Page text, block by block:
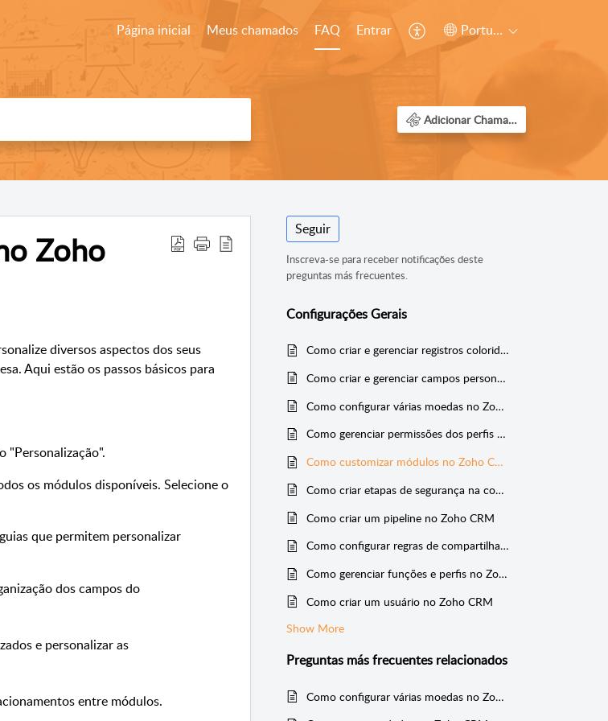
Página inicial Meus chamados FAQ Entrar Português (Brazil)
Adicionar Chamado
Zoho
diversos aspectos dos seus
Aqui estão os passos básicos para
"Personalização".
os módulos disponíveis. Selecione o
que permitem personalizar
dos campos do
e personalizar as
entre módulos.
Seguir
Inscreva-se para receber notificações deste
preguntas más frecuentes.
Configurações Gerais
Como criar e gerenciar registros coloridos no Zoho CRM
Como criar e gerenciar campos personalizados no Zoho CRM
Como configurar várias moedas no Zoho CRM
Como gerenciar permissões dos perfis no Zoho CRM
Como customizar módulos no Zoho CRM
Como criar etapas de segurança na conta do Zoho CRM
Como criar um pipeline no Zoho CRM
Como configurar regras de compartilhamento de dados no Zoho CRM
Como gerenciar funções e perfis no Zoho CRM
Como criar um usuário no Zoho CRM
Show More
Preguntas más frecuentes relacionados
Como configurar várias moedas no Zoho CRM